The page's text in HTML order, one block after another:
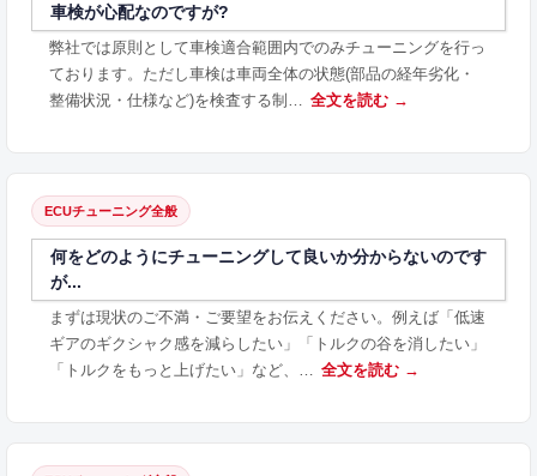
車検が心配なのですが?
弊社では原則として車検適合範囲内でのみチューニングを行っ
ております。ただし車検は車両全体の状態(部品の経年劣化・
整備状況・仕様など)を検査する制…
全文を読む →
ECUチューニング全般
何をどのようにチューニングして良いか分からないのです
が...
まずは現状のご不満・ご要望をお伝えください。例えば「低速
ギアのギクシャク感を減らしたい」「トルクの谷を消したい」
「トルクをもっと上げたい」など、…
全文を読む →